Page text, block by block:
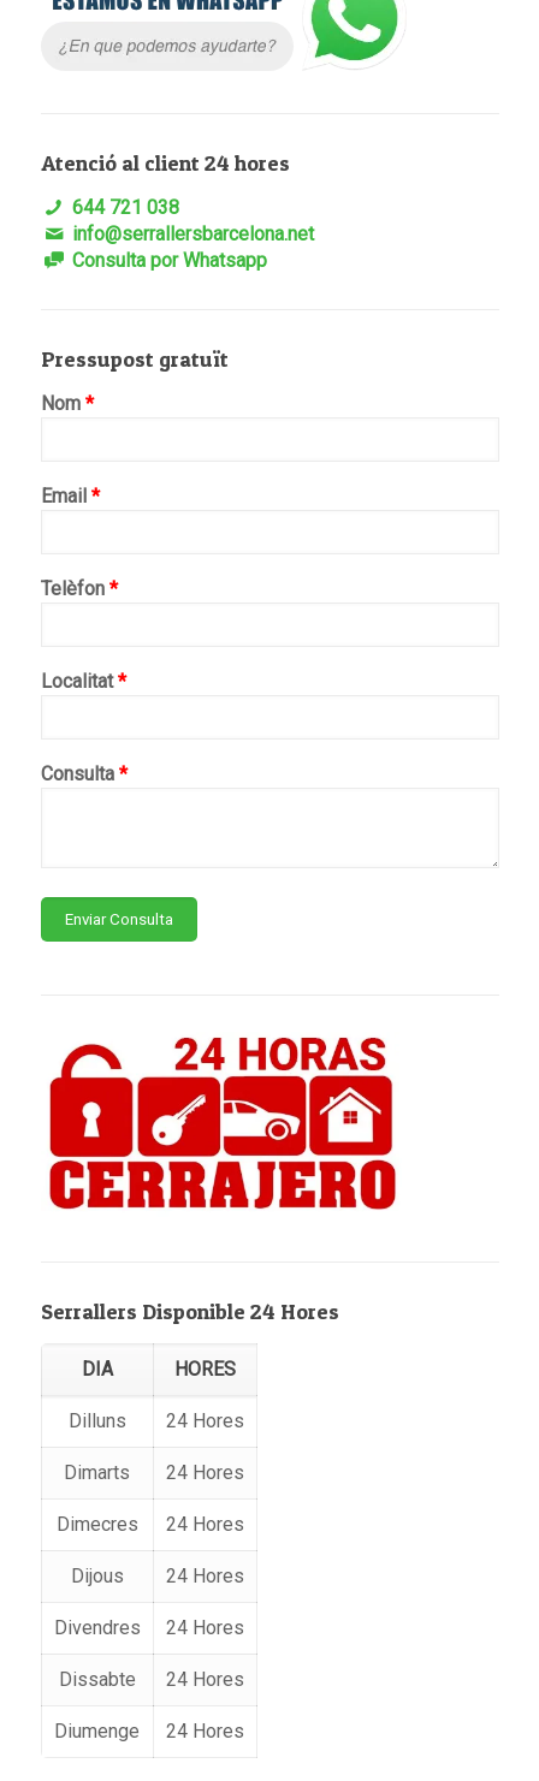
Atenció al client 24 hores
644 721 038
info@serrallersbarcelona.net
Consulta por Whatsapp
Pressupost gratuït
Nom *
Email *
Telèfon *
Localitat*
Consulta *
Serrallers Disponible 24 Hores
DIA HORES
Dilluns 24 Hores
Dimarts 24 Hores
Dimecres 24 Hores
Dijous 24 Hores
Divendres 24 Hores
Dissabte 24 Hores
Diumenge 24 Hores